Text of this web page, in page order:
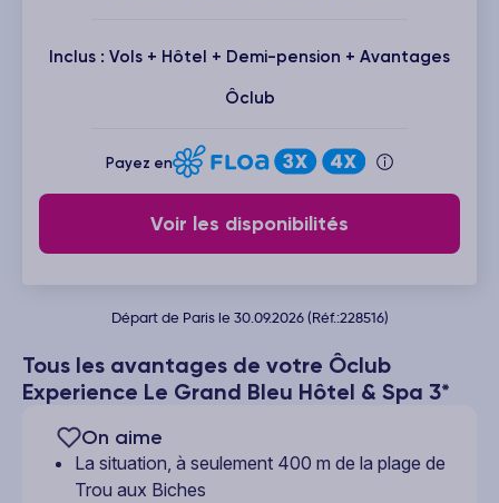
Tous les avantages de votre Ôclub
Experience Le Grand Bleu Hôtel & Spa 3*
On aime
La situation, à seulement 400 m de la plage de
Trou aux Biches
Inclus : Vols + Hôtel + Demi-pension + Avantages
Ôclub
Payez en
Voir les disponibilités
Départ de Paris le 30.09.2026 (Réf.:228516)